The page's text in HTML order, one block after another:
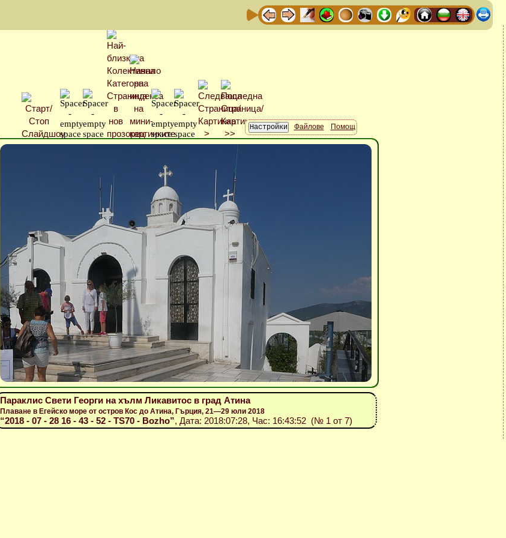
Файлове
Помощ
Параклис Свети Георги на хълм Ликавитос в град Атина
Плаване в Егейско море от остров Кос до Атина, Гърция, 21—29 юли 2018
“2018 - 07 - 28 16 - 43 - 52 - TS70 - Bozho”, Дата: 2018:07:28, Час: 16:43:52 (№ 1 от 7)